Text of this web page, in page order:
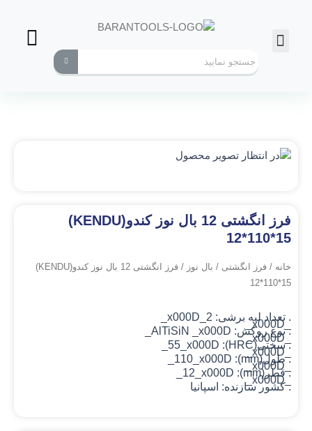
فرز انگشتی 12 بال نوز کندو(KENDU)
12*110*15
خانه / فرز انگشتی / بال نوز
/ فرز انگشتی 12 بال نوز کندو(KENDU)
12*110*15
. تعداد لبه برشی: 2_x000D_
_x000D_
. نوع روکش: AlTiSiN _x000D_
_x000D_
. سختی(HRC): 55_x000D_
_x000D_
. طول(mm): 110_x000D_
_x000D_
. قطر(mm): 12_x000D_
_x000D_
. کشور سازنده: اسپانیا